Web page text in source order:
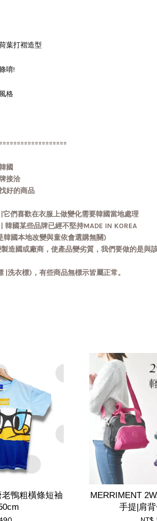
葉打褶造型
唷!
格
國
接洽
好的商品
們喜歡在衣服上做變化需要韓國當地處理
國某些品牌已經不堅持MADE IN KOREA
韓國本地改變與童依會選購無關)
造國或廠商，使產品變劣質，我們要做的是與
|洗衣標)，有些商品無標示皆屬正常。
鴨粗橫條短袖
MERRIMENT
手提|肩